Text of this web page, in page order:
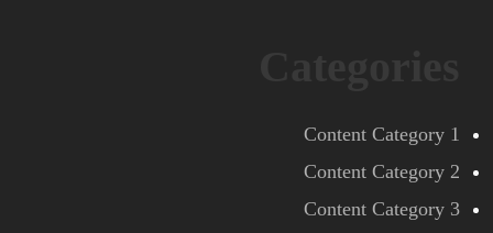
Content Category 1
Content Category 2
Content Category 3